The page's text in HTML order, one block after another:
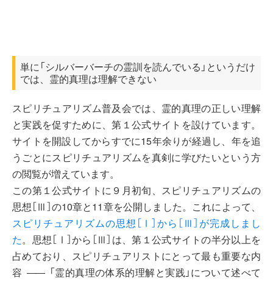
単に「シルバーバーチの霊訓を読んでいる」というだけ
では、霊的真理は理解できない
スピリチュアリズム普及会では、霊的真理の正しい理解
と実践を促すために、第１公式サイトを設けています。
サイトを開設してからすでに15年余りが経過し、年を追
うごとにスピリチュアリズムを真剣に学びたいという方
の閲覧が増えています。
この第１公式サイトに９月初旬、スピリチュアリズムの
思想［Ⅲ］の10章と11章を公開しました。これによって、
スピリチュアリズムの思想［Ⅰ］から［Ⅲ］が完成しまし
た。思想［Ⅰ］から［Ⅲ］は、第１公式サイトの半分以上を
占めており、スピリチュアリストにとって最も重要な内
容 ――
「霊的真理の体系的理解と実践」について述べて